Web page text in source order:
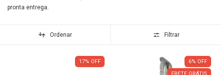
pronta entrega.
Ordenar Filtrar
17% OFF 6% OFF